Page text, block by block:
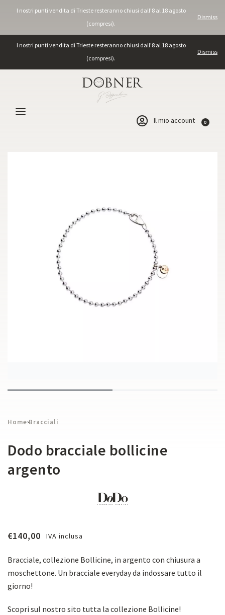
I nostri punti vendita di Trieste resteranno chiusi dall'8 al 18 agosto
(compresi).
Dismiss
I nostri punti vendita di Trieste resteranno chiusi dall'8 al 18 agosto
(compresi).
Dismiss
Il mio account 0
Home›Bracciali
Dodo bracciale bollicine
argento
€140,00 IVA inclusa
Bracciale, collezione Bollicine, in argento con chiusura a
moschettone. Un bracciale everyday da indossare tutto il
giorno!
Scopri sul nostro sito tutta la collezione Bollicine!